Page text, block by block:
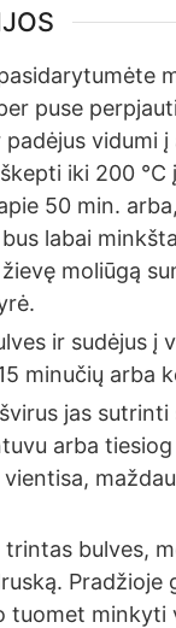
puse
padėjus vidumi
iki 200 °C
50 min.
labai
moliūgą
ir sudėjus į
minučių arba
jas sutrinti
arba
vientisa,
trintas bulves,
Pradžioje
tuomet minkyti